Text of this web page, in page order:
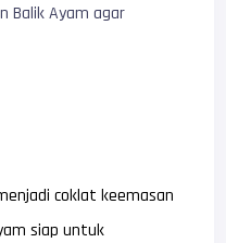
Balik Ayam agar
coklat keemasan
siap untuk